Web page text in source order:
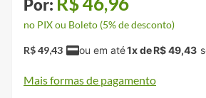
no PIX ou Boleto (5% de desconto)
R$49,43 1x deR$49,43
Mais formas de pagamento